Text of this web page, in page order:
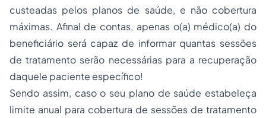
custeadas pelos planos de saúde, e não cobertura
máximas. Afinal de contas, apenas o(a) médico(a) do
beneficiário será capaz de informar quantas sessões
de tratamento serão necessárias para a recuperação
daquele paciente específico!
Sendo assim, caso o seu plano de saúde estabeleça
limite anual para cobertura de sessões de tratamento